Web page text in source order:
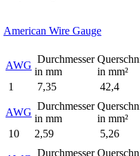
American Wire Gauge
AWG
Durchmesser
in mm
in mm²
1
7,35 42,4
AWG
Durchmesser
in mm
in mm²
10
2,59 5,26
Durchmesser